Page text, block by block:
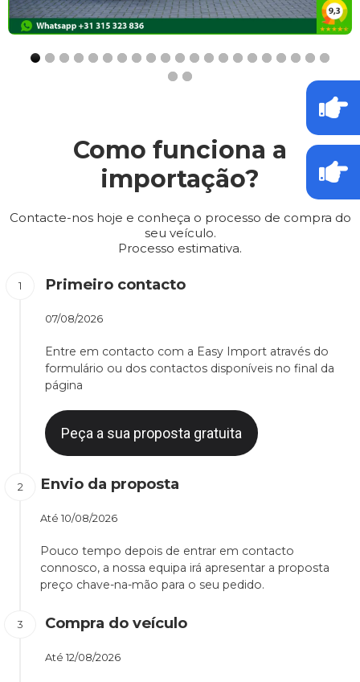
Como funciona a
importação?
Contacte-nos hoje e conheça o processo de compra do
seu veículo.
Processo estimativa.
Primeiro contacto
07/08/2026
Entre em contacto com a Easy Import através do
formulário ou dos contactos disponíveis no final da
página
Peça a sua proposta gratuita
Envio da proposta
Até 10/08/2026
Pouco tempo depois de entrar em contacto
connosco, a nossa equipa irá apresentar a proposta
preço chave-na-mão para o seu pedido.
Compra do veículo
Até 12/08/2026